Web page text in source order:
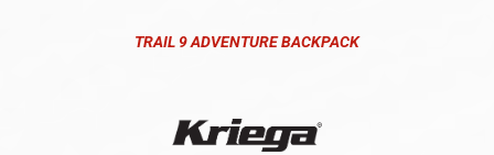
TRAIL 9 ADVENTURE BACKPACK